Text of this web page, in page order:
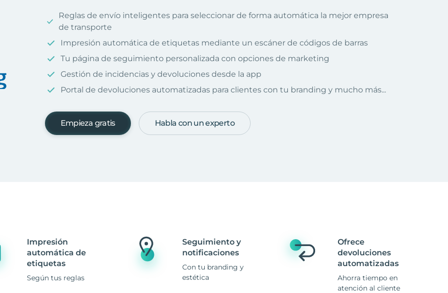
Reglas de envío inteligentes para seleccionar de forma automática la mejor empresa
de transporte
Impresión automática de etiquetas mediante un escáner de códigos de barras
Tu página de seguimiento personalizada con opciones de marketing
Gestión de incidencias y devoluciones desde la app
Portal de devoluciones automatizadas para clientes con tu branding y mucho más...
Empieza gratis Habla con un experto
Impresión
automática de
etiquetas
Según tus reglas
Seguimiento y
notificaciones
Con tu branding y
estética
Ofrece
devoluciones
automatizadas
Ahorra tiempo en
atención al cliente